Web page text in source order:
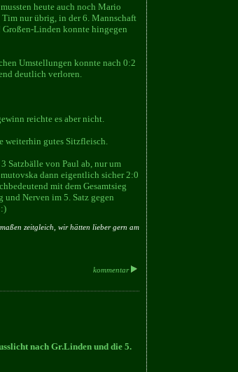
heute auch noch Mario
nur übrig, in der 6. Mannschaft
Linden konnte hingegen
Umstellungen konnte nach 0:2
deutlich verloren.
reichte es aber nicht.
weiterhin gutes Sitzfleisch.
Satzbälle von Paul ab, nur um
dann eigentlich sicher 2:0
mit dem Gesamtsieg
und Nerven im 5. Satz gegen
zeitgleich, wir hätten lieber gern am
kommentar
nach Gr.Linden und die 5.